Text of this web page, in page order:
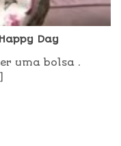
Day
uma bolsa .